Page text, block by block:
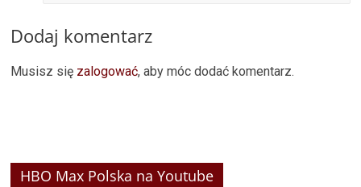
Dodaj komentarz
Musisz się zalogować, aby móc dodać komentarz.
HBO Max Polska na Youtube